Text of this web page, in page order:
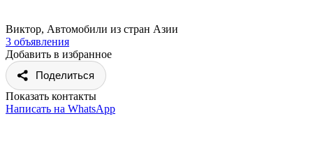
Виктор, Автомобили из стран Азии
3 объявления
Добавить в избранное
Поделиться
Показать контакты
Написать на WhatsApp